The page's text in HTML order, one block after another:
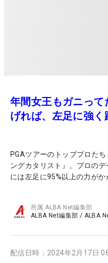
年間女王もガニっ
げれば、左足に強く
PGAツアーのトッププロた
ングカタリスト』。プロの
には左足に95%以上の力がか
所属ALBA Net編集部
ALBA Net編集部 / ALBA
配信日時： 2024年2月17日